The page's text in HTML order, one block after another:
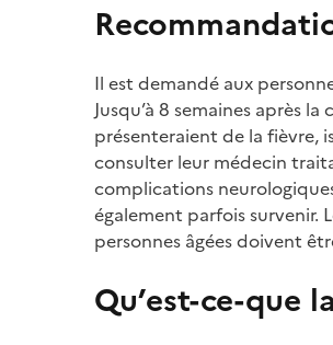
Il est demandé aux
Jusqu’à 8 semaines après
présenteraient de la fièvre,
consulter leur médecin
complications
également parfois survenir.
personnes âgées doivent
Qu’est-ce-que